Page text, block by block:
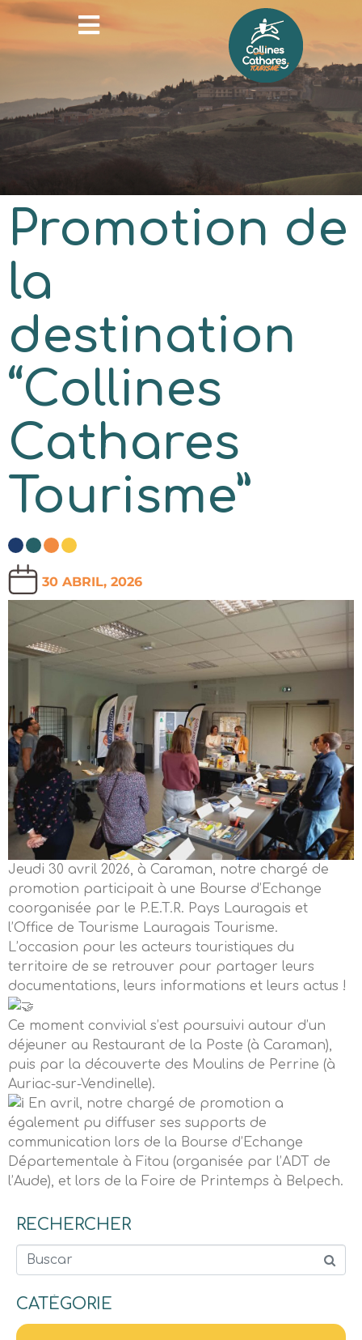
Promotion de
la
destination
“Collines
Cathares
Tourisme”
30 ABRIL, 2026
Jeudi 30 avril 2026, à Caraman, notre chargé de
promotion participait à une Bourse d’Echange
coorganisée par le P.E.T.R. Pays Lauragais et
l’Office de Tourisme Lauragais Tourisme.
L’occasion pour les acteurs touristiques du
territoire de se retrouver pour partager leurs
documentations, leurs informations et leurs actus !
Ce moment convivial s’est poursuivi autour d’un
déjeuner au Restaurant de la Poste (à Caraman),
puis par la découverte des Moulins de Perrine (à
Auriac-sur-Vendinelle).
En avril, notre chargé de promotion a
également pu diffuser ses supports de
communication lors de la Bourse d’Echange
Départementale à Fitou (organisée par l’ADT de
l’Aude), et lors de la Foire de Printemps à Belpech.
RECHERCHER
Buscar
CATÉGORIE